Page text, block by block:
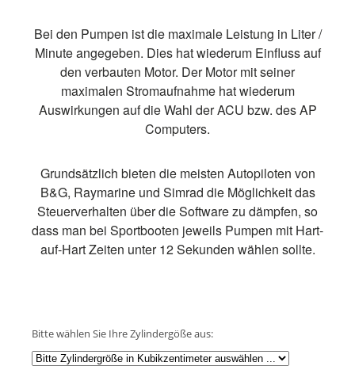
Bei den Pumpen ist die maximale Leistung in Liter /
Minute angegeben. Dies hat wiederum Einfluss auf
den verbauten Motor. Der Motor mit seiner
maximalen Stromaufnahme hat wiederum
Auswirkungen auf die Wahl der ACU bzw. des AP
Computers.
Grundsätzlich bieten die meisten Autopiloten von
B&G, Raymarine und Simrad die Möglichkeit das
Steuerverhalten über die Software zu dämpfen, so
dass man bei Sportbooten jeweils Pumpen mit Hart-
auf-Hart Zeiten unter 12 Sekunden wählen sollte.